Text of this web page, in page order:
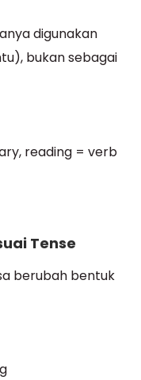
digunakan
bukan sebagai
reading = verb
Tense
berubah bentuk